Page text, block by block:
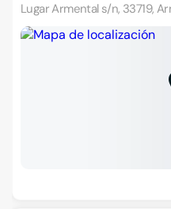
Lugar Armental s/n, 33719,